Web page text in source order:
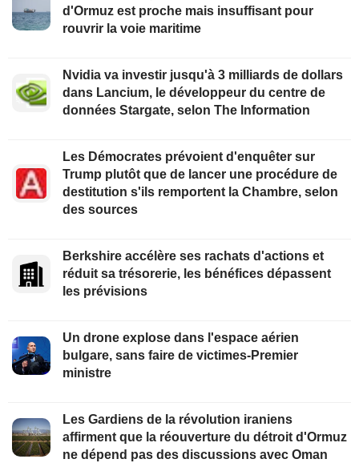
d'Ormuz est proche mais insuffisant pour
rouvrir la voie maritime
Nvidia va investir jusqu'à 3 milliards de dollars
dans Lancium, le développeur du centre de
données Stargate, selon The Information
Les Démocrates prévoient d'enquêter sur
Trump plutôt que de lancer une procédure de
destitution s'ils remportent la Chambre, selon
des sources
Berkshire accélère ses rachats d'actions et
réduit sa trésorerie, les bénéfices dépassent
les prévisions
Un drone explose dans l'espace aérien
bulgare, sans faire de victimes-Premier
ministre
Les Gardiens de la révolution iraniens
affirment que la réouverture du détroit d'Ormuz
ne dépend pas des discussions avec Oman